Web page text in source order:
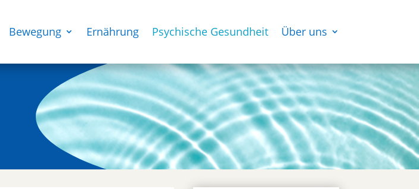
Bewegung Ernährung Psychische Gesundheit Über uns